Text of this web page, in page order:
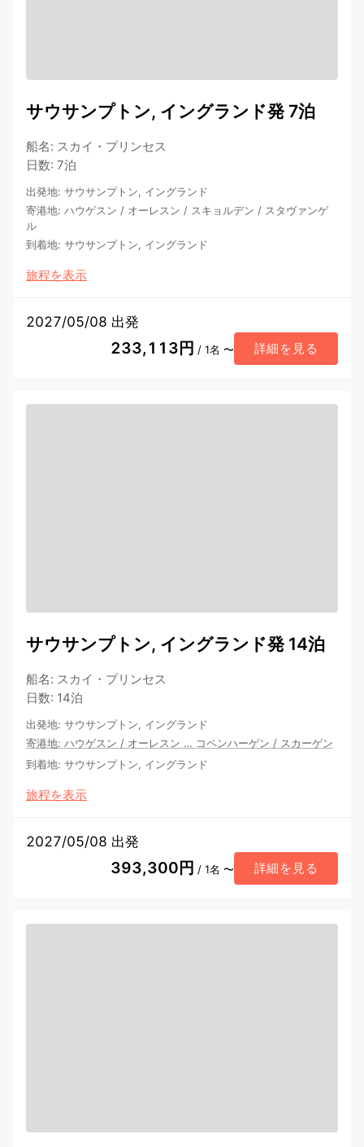
サウサンプトン, イングランド発 7泊
船名: スカイ・プリンセス
日数: 7泊
出発地: サウサンプトン, イングランド
寄港地: ハウゲスン / オーレスン / スキョルデン / スタヴァンゲ
ル
到着地: サウサンプトン, イングランド
旅程を表示
2027/05/08 出発
233,113円 / 1名 〜 詳細を見る
サウサンプトン, イングランド発 14泊
船名: スカイ・プリンセス
日数: 14泊
出発地: サウサンプトン, イングランド
寄港地: ハウゲスン / オーレスン … コペンハーゲン / スカーゲン
到着地: サウサンプトン, イングランド
旅程を表示
2027/05/08 出発
393,300円 / 1名 〜 詳細を見る